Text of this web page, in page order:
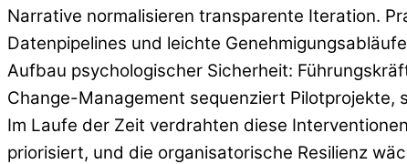
Narrative normalisieren transparente Iteration.
Datenpipelines und leichte
Aufbau psychologischer Sicherheit:
Change-Management sequenziert Pilotprojekte,
Im Laufe der Zeit verdrahten diese
priorisiert, und die organisatorische Resilienz